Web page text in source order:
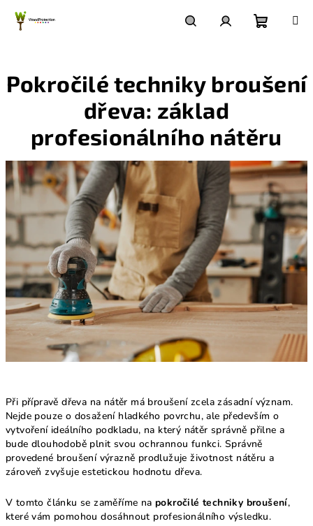
obsah
košík
Pokročilé techniky broušení
dřeva: základ
profesionálního nátěru
Při přípravě dřeva na nátěr má broušení zcela zásadní význam.
Nejde pouze o dosažení hladkého povrchu, ale především o
vytvoření ideálního podkladu, na který nátěr správně přilne a
bude dlouhodobě plnit svou ochrannou funkci. Správně
provedené broušení výrazně prodlužuje životnost nátěru a
zároveň zvyšuje estetickou hodnotu dřeva.
V tomto článku se zaměříme na pokročilé techniky broušení,
které vám pomohou dosáhnout profesionálního výsledku.